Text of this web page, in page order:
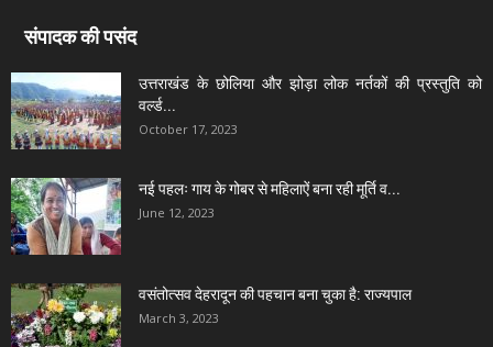
संपादक की पसंद
उत्तराखंड के छोलिया और झोड़ा लोक नर्तकों की प्रस्तुति को
वर्ल्ड...
October 17, 2023
नई पहलः गाय के गोबर से महिलाऐं बना रही मूर्ति व...
June 12, 2023
वसंतोत्सव देहरादून की पहचान बना चुका है: राज्यपाल
March 3, 2023